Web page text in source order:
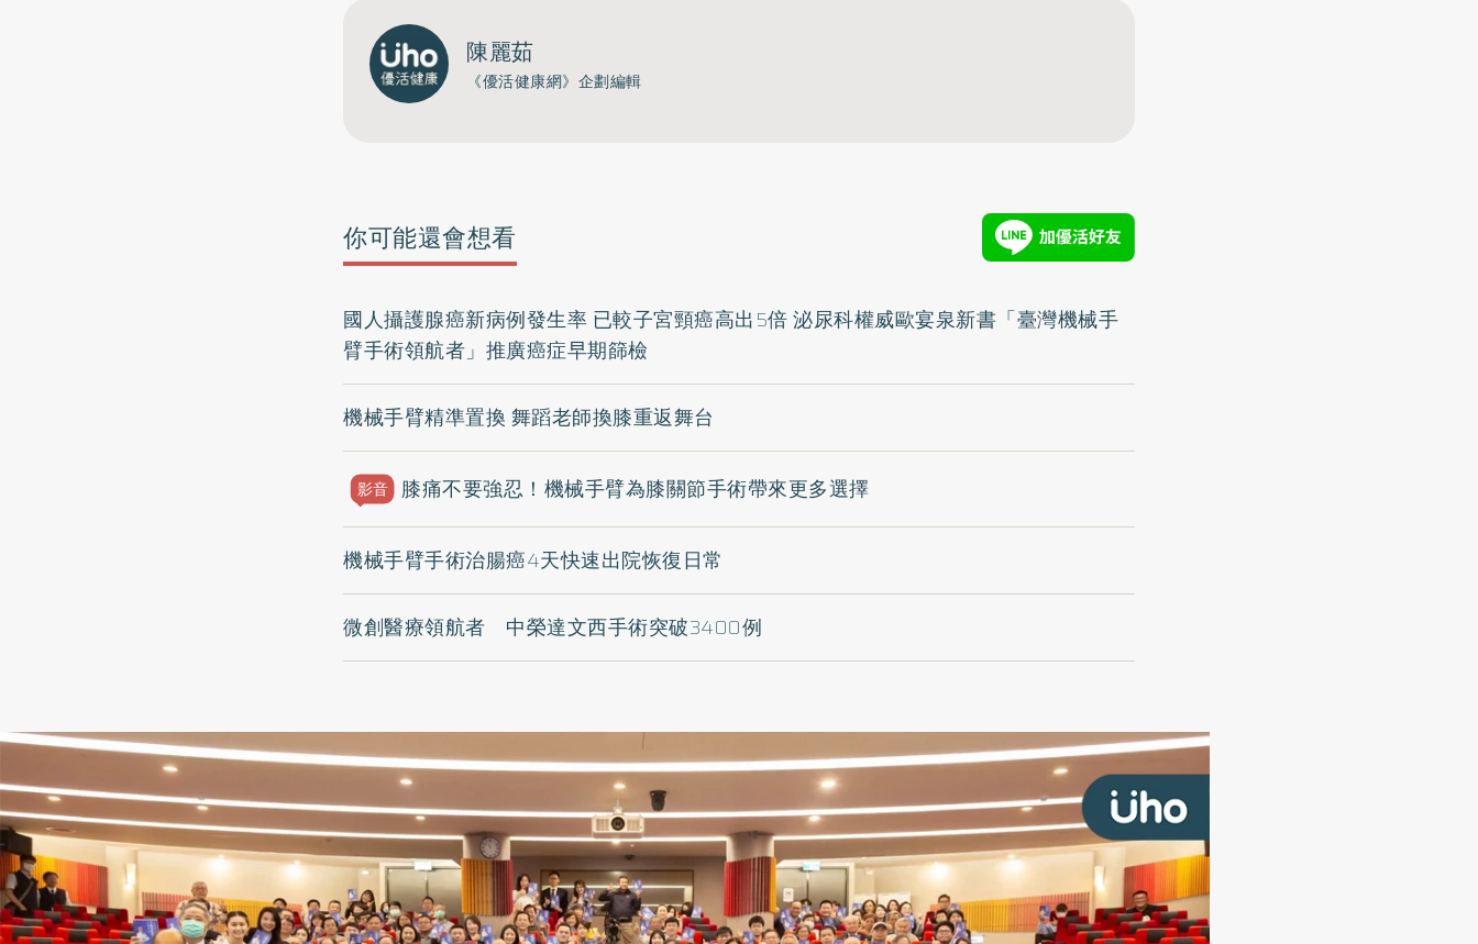
陳麗茹
《優活健康網》企劃編輯
你可能還會想看
國人攝護腺癌新病例發生率 已較子宮頸癌高出5倍 泌尿科權威歐宴泉新書「臺灣機械手
臂手術領航者」推廣癌症早期篩檢
機械手臂精準置換 舞蹈老師換膝重返舞台
影音 膝痛不要強忍！機械手臂為膝關節手術帶來更多選擇
機械手臂手術治腸癌4天快速出院恢復日常
微創醫療領航者 中榮達文西手術突破3400例